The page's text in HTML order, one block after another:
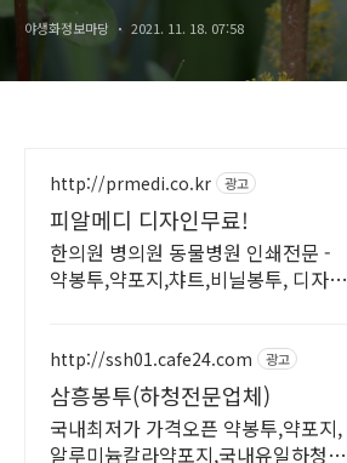
야생화정보마당 2021. 11. 18. 07:58
http://prmedi.co.kr 광고
피알메디 디자인무료!
한의원 병의원 동물병원 인쇄전문 -
약봉투,약포지,챠트,비닐봉투, 디자인
http://ssh01.cafe24.com 광고
삼흥봉투(하청전문업체)
국내최저가 가격오픈 약봉투,약포지,
알루미늄칼라약포지,국내유일하청전